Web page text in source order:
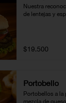
Nuestra
de lentejas y
$19.500
Portobello
Portobellos a la
mezcla de